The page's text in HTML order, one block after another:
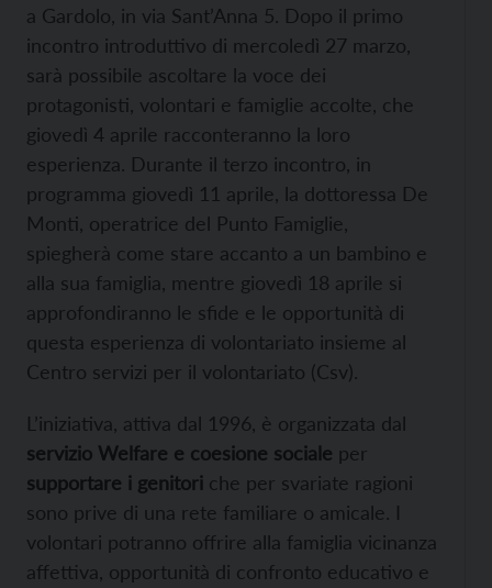
a Gardolo, in via Sant’Anna 5. Dopo il primo
incontro introduttivo di mercoledì 27 marzo,
sarà possibile ascoltare la voce dei
protagonisti, volontari e famiglie accolte, che
giovedì 4 aprile racconteranno la loro
esperienza. Durante il terzo incontro, in
programma giovedì 11 aprile, la dottoressa De
Monti, operatrice del Punto Famiglie,
spiegherà come stare accanto a un bambino e
alla sua famiglia, mentre giovedì 18 aprile si
approfondiranno le sfide e le opportunità di
questa esperienza di volontariato insieme al
Centro servizi per il volontariato (Csv).
L’iniziativa, attiva dal 1996, è organizzata dal
servizio Welfare e coesione sociale per
supportare i genitori che per svariate ragioni
sono prive di una rete familiare o amicale. I
volontari potranno offrire alla famiglia vicinanza
affettiva, opportunità di confronto educativo e